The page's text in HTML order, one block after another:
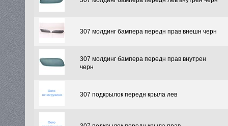
307 молдинг бампера передн прав внешн черн
307 молдинг бампера передн прав внутрен
черн
307 подкрылок передн крыла лев